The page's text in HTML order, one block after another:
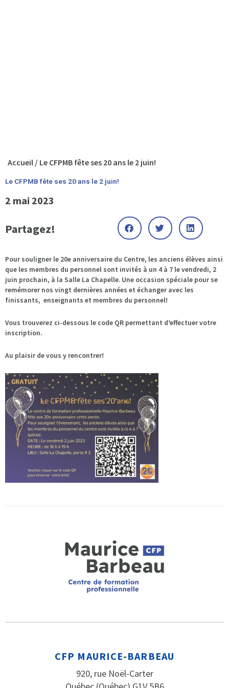
Accueil / Le CFPMB fête ses 20 ans le 2 juin!
Le CFPMB fête ses 20 ans le 2 juin!
2 mai 2023
Partagez!
Pour souligner le 20e anniversaire du Centre, les anciens élèves ainsi
que les membres du personnel sont invités à un 4 à 7 le vendredi, 2
juin prochain, à la Salle La Chapelle. Une occasion spéciale pour se
remémorer nos vingt dernières années et échanger avec les
finissants, enseignants et membres du personnel!
Vous trouverez ci-dessous le code QR permettant d’effectuer votre
inscription.
Au plaisir de vous y rencontrer!
CFP MAURICE-BARBEAU
920, rue Noël-Carter